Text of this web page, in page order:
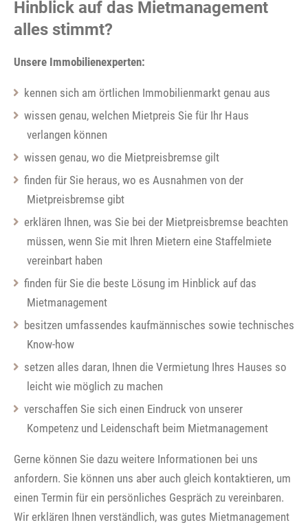
Hinblick auf das Mietmanagement
alles stimmt?
Unsere Immobilienexperten:
kennen sich am örtlichen Immobilienmarkt genau aus
wissen genau, welchen Mietpreis Sie für Ihr Haus
verlangen können
wissen genau, wo die Mietpreisbremse gilt
finden für Sie heraus, wo es Ausnahmen von der
Mietpreisbremse gibt
erklären Ihnen, was Sie bei der Mietpreisbremse beachten
müssen, wenn Sie mit Ihren Mietern eine Staffelmiete
vereinbart haben
finden für Sie die beste Lösung im Hinblick auf das
Mietmanagement
besitzen umfassendes kaufmännisches sowie technisches
Know-how
setzen alles daran, Ihnen die Vermietung Ihres Hauses so
leicht wie möglich zu machen
verschaffen Sie sich einen Eindruck von unserer
Kompetenz und Leidenschaft beim Mietmanagement
Gerne können Sie dazu weitere Informationen bei uns
anfordern. Sie können uns aber auch gleich kontaktieren, um
einen Termin für ein persönliches Gespräch zu vereinbaren.
Wir erklären Ihnen verständlich, was gutes Mietmanagement